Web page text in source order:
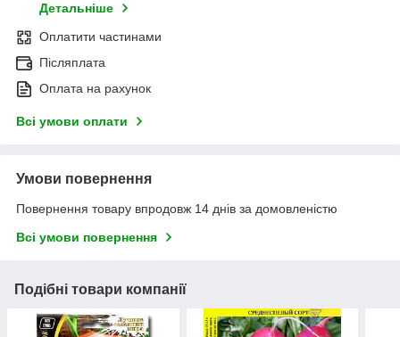
Детальніше
Оплатити частинами
Післяплата
Оплата на рахунок
Всі умови оплати
Умови повернення
Повернення товару впродовж 14 днів за домовленістю
Всі умови повернення
Подібні товари компанії